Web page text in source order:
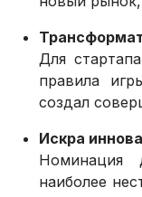
Для
правила
создал
Искра
Номинация
наиболее